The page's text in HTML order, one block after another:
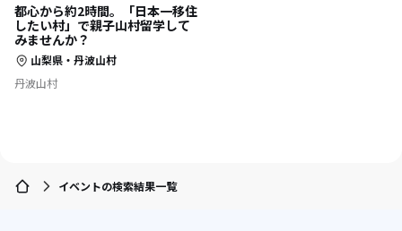
都心から約2時間。「日本一移住
したい村」で親子山村留学して
みませんか？
山梨県・丹波山村
丹波山村
イベントの検索結果一覧